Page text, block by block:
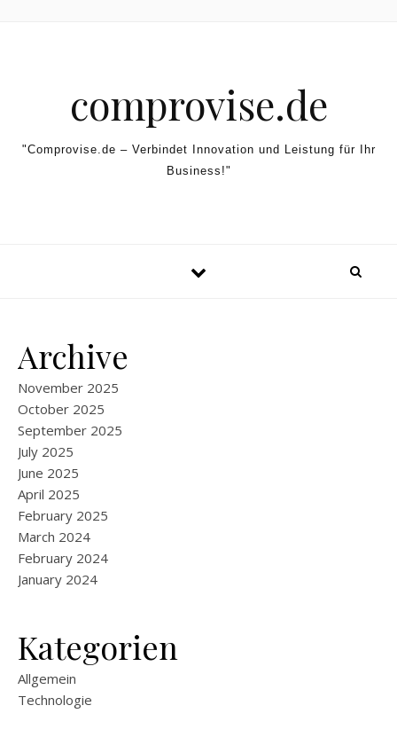
comprovise.de
"Comprovise.de – Verbindet Innovation und Leistung für Ihr
Business!"
Archive
November 2025
October 2025
September 2025
July 2025
June 2025
April 2025
February 2025
March 2024
February 2024
January 2024
Kategorien
Allgemein
Technologie